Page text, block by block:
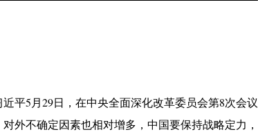
平5月29日，在中央全面深化改革委员会第8次会议
外不确定因素也相对增多，中国要保持战略定力，